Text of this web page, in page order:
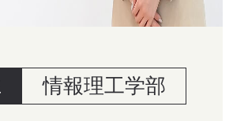
情報理工学部